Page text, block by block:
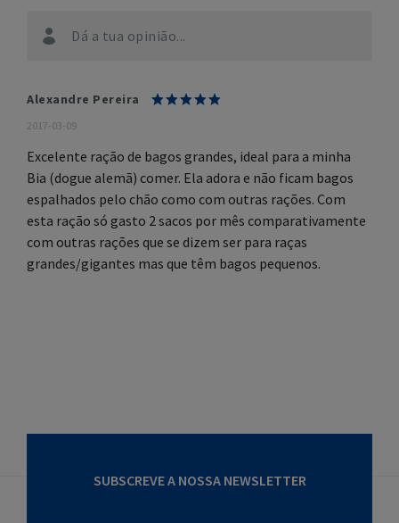
Dá a tua opinião...
Alexandre Pereira
2017-03-09
Excelente ração de bagos grandes, ideal para a minha
Bia (dogue alemã) comer. Ela adora e não ficam bagos
espalhados pelo chão como com outras rações. Com
esta ração só gasto 2 sacos por mês comparativamente
com outras rações que se dizem ser para raças
grandes/gigantes mas que têm bagos pequenos.
SUBSCREVE A NOSSA NEWSLETTER